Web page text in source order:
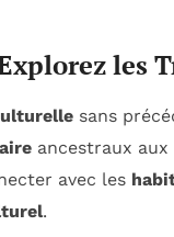
les
sans
ancestraux aux
avec les
.